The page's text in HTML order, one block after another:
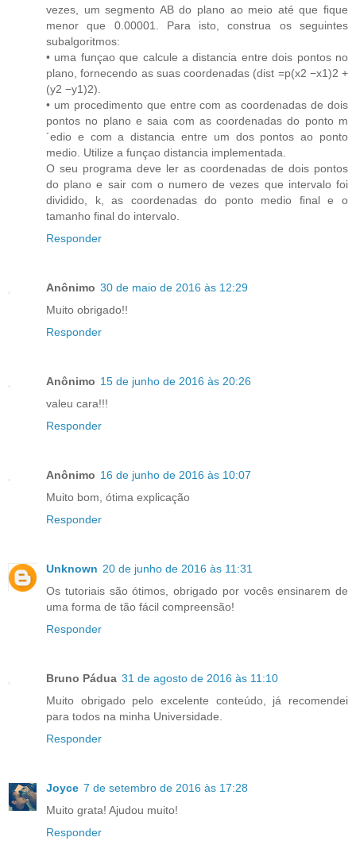
vezes, um segmento AB do plano ao meio até que ﬁque
menor que 0.00001. Para isto, construa os seguintes
subalgoritmos:
• uma funçao que calcule a distancia entre dois pontos no
plano, fornecendo as suas coordenadas (dist =p(x2 −x1)2 +
(y2 −y1)2).
• um procedimento que entre com as coordenadas de dois
pontos no plano e saia com as coordenadas do ponto m
´edio e com a distancia entre um dos pontos ao ponto
medio. Utilize a funçao distancia implementada.
O seu programa deve ler as coordenadas de dois pontos
do plano e sair com o numero de vezes que intervalo foi
dividido, k, as coordenadas do ponto medio ﬁnal e o
tamanho ﬁnal do intervalo.
Responder
Anônimo 30 de maio de 2016 às 12:29
Muito obrigado!!
Responder
Anônimo 15 de junho de 2016 às 20:26
valeu cara!!!
Responder
Anônimo 16 de junho de 2016 às 10:07
Muito bom, ótima explicação
Responder
Unknown 20 de junho de 2016 às 11:31
Os tutoriais são ótimos, obrigado por vocês ensinarem de
uma forma de tão fácil compreensão!
Responder
Bruno Pádua 31 de agosto de 2016 às 11:10
Muito obrigado pelo excelente conteúdo, já recomendei
para todos na minha Universidade.
Responder
Joyce 7 de setembro de 2016 às 17:28
Muito grata! Ajudou muito!
Responder